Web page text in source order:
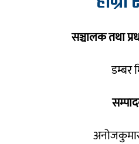
सञ्चालक तथा
डम्बर